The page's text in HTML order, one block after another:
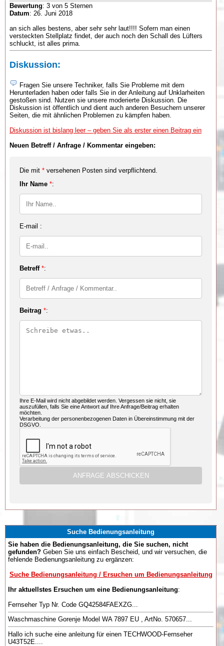
Bewertung: 3 von 5 Sternen
Datum: 26. Juni 2018
an sich alles bestens, aber sehr sehr laut!!!! Sofern man einen
versteckten Stellplatz findet, der auch noch den Schall des Lüfters
schluckt, ist alles prima.
Diskussion:
Fragen Sie unsere Techniker, falls Sie Probleme mit dem
Herunterladen haben oder falls Sie in der Anleitung auf Unklarheiten
gestoßen sind. Nutzen sie unsere moderierte Diskussion. Die
Diskussion ist öffentlich und dient auch anderen Besuchern unserer
Seiten, die mit ähnlichen Problemen zu kämpfen haben.
Diskussion ist bislang leer – geben Sie als erster einen Beitrag ein
Neuen Betreff / Anfrage / Kommentar eingeben:
Die mit * versehenen Posten sind verpflichtend.
Ihr Name *:
E-mail :
Betreff *:
Beitrag *:
Ihre E-Mail wird nicht abgebildet werden. Vergessen sie nicht, sie
auszufüllen, falls Sie eine Antwort auf Ihre Anfrage/Beitrag erhalten
möchten.
Verarbeitung der personenbezogenen Daten in Übereinstimmung mit der
DSGVO.
Suche Bedienungsanleitung
Sie haben die Bedienungsanleitung, die Sie suchen, nicht
gefunden? Geben Sie uns einfach Bescheid, und wir versuchen, die
fehlende Bedienungsanleitung zu ergänzen:
Suche Bedienungsanleitung / Ersuchen um Bedienungsanleitung
Ihr aktuellstes Ersuchen um eine Bedienungsanleitung:
Fernseher Typ Nr. Code GQ42584FAEXZG...
Waschmaschine Gorenje Model WA 7897 EU , ArtNo. 570657...
Hallo ich suche eine anleitung für einen TECHWOOD-Fernseher
U43T52E....